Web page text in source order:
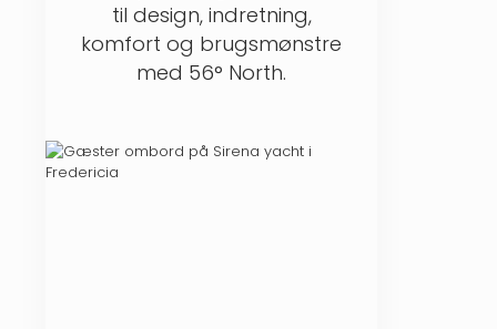
til design, indretning,
komfort og brugsmønstre
med 56° North.